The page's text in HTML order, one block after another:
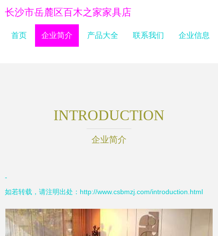
长沙市岳麓区百木之家家具店
首页 企业简介 产品大全 联系我们 企业信息
INTRODUCTION
企业简介
-
如若转载，请注明出处：http://www.csbmzj.com/introduction.html